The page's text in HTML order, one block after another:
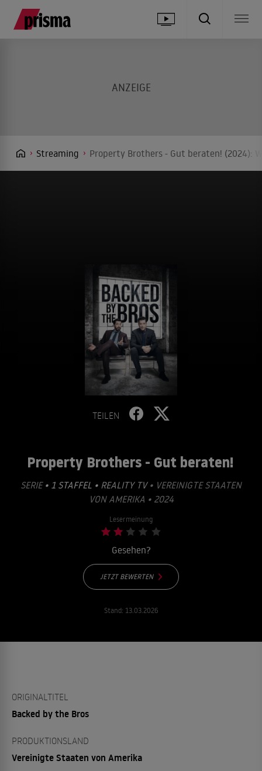
Streaming Property Brothers - Gut beraten! (2024):
TEILEN
Property Brothers - Gut beraten!
SERIE • 1 STAFFEL • REALITY TV• VEREINIGTE STAATEN
VON AMERIKA • 2024
Lesermeinung
Gesehen?
JETZT BEWERTEN
Stand: 13.03.2026
ORIGINALTITEL
Backed by the Bros
PRODUKTIONSLAND
Vereinigte Staaten von Amerika